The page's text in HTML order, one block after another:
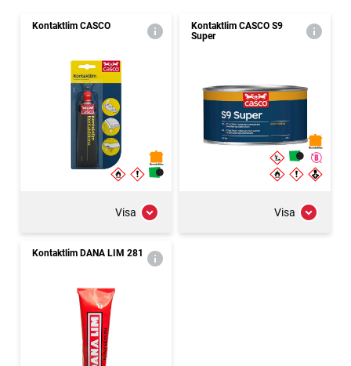
Kontaktlim CASCO
Visa
Kontaktlim CASCO S9
Super
Visa
Kontaktlim DANA LIM 281